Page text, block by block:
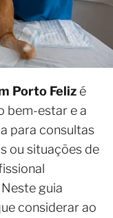
Porto Feliz é
bem-estar e a
para consultas
ou situações de
guia
considerar ao